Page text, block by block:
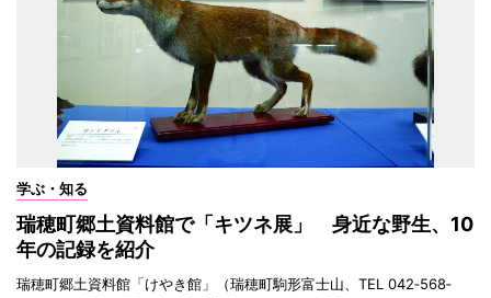
学ぶ・知る
瑞穂町郷土資料館で「キツネ展」 身近な野生、10
年の記録を紹介
瑞穂町郷土資料館「けやき館」（瑞穂町駒形富士山、TEL 042‐568‐